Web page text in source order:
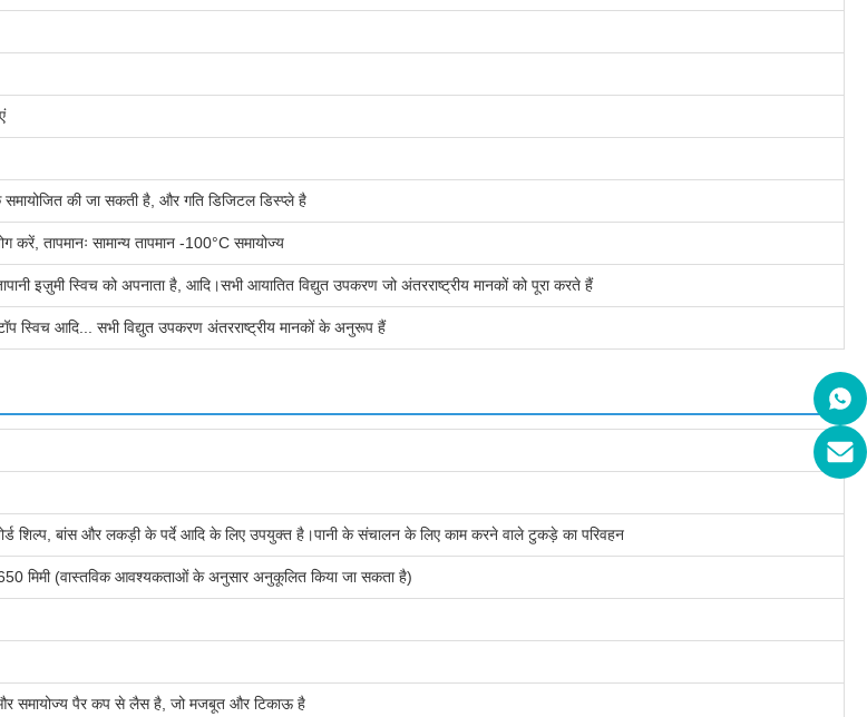
समायोजित की जा सकती है, और गति डिजिटल डिस्प्ले है
तापमानः सामान्य तापमान -100°C समायोज्य
इज़ुमी स्विच को अपनाता है, आदि।सभी आयातित विद्युत उपकरण जो अंतरराष्ट्रीय मानकों को पूरा करते हैं
स्विच आदि... सभी विद्युत उपकरण अंतरराष्ट्रीय मानकों के अनुरूप हैं
शिल्प, बांस और लकड़ी के पर्दे आदि के लिए उपयुक्त है।पानी के संचालन के लिए काम करने वाले टुकड़े का परिवहन
650 मिमी (वास्तविक आवश्यकताओं के अनुसार अनुकूलित किया जा सकता है)
और समायोज्य पैर कप से लैस है, जो मजबूत और टिकाऊ है